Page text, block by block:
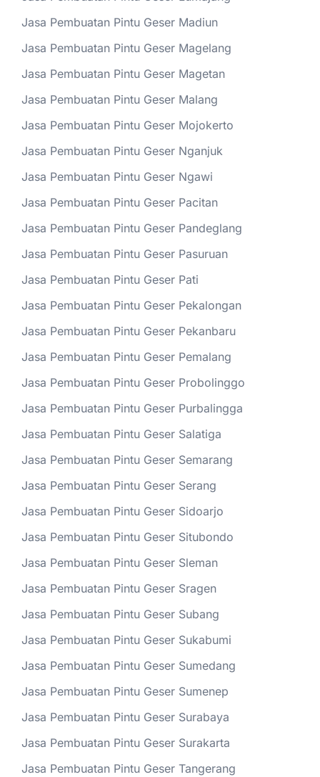
Jasa Pembuatan Pintu Geser Madiun
Jasa Pembuatan Pintu Geser Magelang
Jasa Pembuatan Pintu Geser Magetan
Jasa Pembuatan Pintu Geser Malang
Jasa Pembuatan Pintu Geser Mojokerto
Jasa Pembuatan Pintu Geser Nganjuk
Jasa Pembuatan Pintu Geser Ngawi
Jasa Pembuatan Pintu Geser Pacitan
Jasa Pembuatan Pintu Geser Pandeglang
Jasa Pembuatan Pintu Geser Pasuruan
Jasa Pembuatan Pintu Geser Pati
Jasa Pembuatan Pintu Geser Pekalongan
Jasa Pembuatan Pintu Geser Pekanbaru
Jasa Pembuatan Pintu Geser Pemalang
Jasa Pembuatan Pintu Geser Probolinggo
Jasa Pembuatan Pintu Geser Purbalingga
Jasa Pembuatan Pintu Geser Salatiga
Jasa Pembuatan Pintu Geser Semarang
Jasa Pembuatan Pintu Geser Serang
Jasa Pembuatan Pintu Geser Sidoarjo
Jasa Pembuatan Pintu Geser Situbondo
Jasa Pembuatan Pintu Geser Sleman
Jasa Pembuatan Pintu Geser Sragen
Jasa Pembuatan Pintu Geser Subang
Jasa Pembuatan Pintu Geser Sukabumi
Jasa Pembuatan Pintu Geser Sumedang
Jasa Pembuatan Pintu Geser Sumenep
Jasa Pembuatan Pintu Geser Surabaya
Jasa Pembuatan Pintu Geser Surakarta
Jasa Pembuatan Pintu Geser Tangerang